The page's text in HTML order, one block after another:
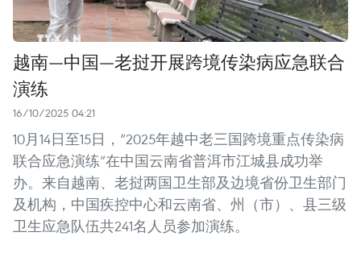
越南—中国—老挝开展跨境传染病应急联合
演练
16/10/2025 04:21
10月14日至15日，“2025年越中老三国跨境重点传染病
联合应急演练”在中国云南省普洱市江城县成功举
办。来自越南、老挝两国卫生部及边境省份卫生部门
及机构，中国疾控中心和云南省、州（市）、县三级
卫生应急队伍共241名人员参加演练。